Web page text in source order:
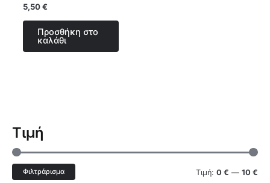
Τιμή
Φιλτράρισμα Τιμή: 0 € — 10 €
Βαθμολογήθηκε
με
0
5,50€
Προσθήκη στο
καλάθι